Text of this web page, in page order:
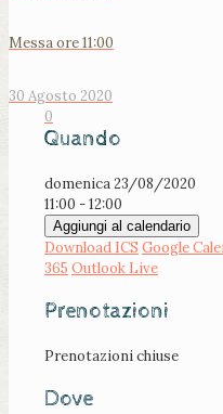
Messa ore 11:00
30 Agosto 2020
0
Quando
domenica 23/08/2020
11:00 - 12:00
Aggiungi al calendario
Download ICS Google
365 Outlook Live
Prenotazioni
Prenotazioni chiuse
Dove